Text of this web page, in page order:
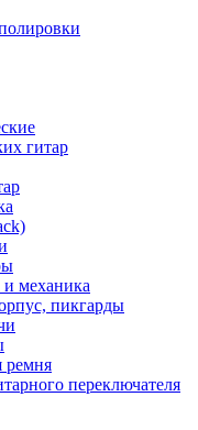
гитар
и механика
пикгарды
ремня
переключателя